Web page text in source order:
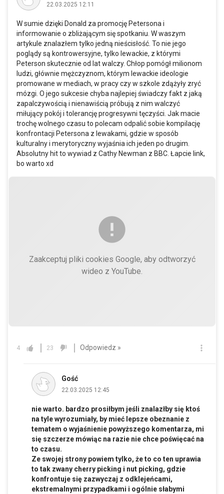
22.03.2025 12:11
W sumie dzięki Donald za promocję Petersona i
informowanie o zbliżającym się spotkaniu. W waszym
artykule znalazłem tylko jedną nieścisłość. To nie jego
poglądy są kontrowersyjne, tylko lewackie, z którymi
Peterson skutecznie od lat walczy. Chłop pomógł milionom
ludzi, głównie mężczyznom, którym lewackie ideologie
promowane w mediach, w pracy czy w szkole zdążyły zryć
mózgi. O jego sukcesie chyba najlepiej świadczy fakt z jaką
zapalczywością i nienawiścią próbują z nim walczyć
miłujący pokój i tolerancję progresywni tęczyści. Jak macie
trochę wolnego czasu to polecam odpalić sobie kompilację
konfrontacji Petersona z lewakami, gdzie w sposób
kulturalny i merytoryczny wyjaśnia ich jeden po drugim.
Absolutny hit to wywiad z Cathy Newman z BBC. Łapcie link,
bo warto xd
Zaakceptuj pliki cookies Google, aby odtworzyć
wideo z YouTube.
4 23 Odpowiedz »
Gość
22.03.2025 12:45
nie warto. bardzo prosiłbym jeśli znalazłby się ktoś
na tyle wyrozumiały, by mieć lepsze obeznanie z
tematem o wyjaśnienie powyższego komentarza, mi
się szczerze mówiąc na razie nie chce poświęcać na
to czasu.
Ze swojej strony powiem tylko, że to co ten uprawia
to tak zwany cherry picking i nut picking, gdzie
konfrontuje się zazwyczaj z odklejeńcami,
ekstremalnymi przypadkami i ogólnie słabymi